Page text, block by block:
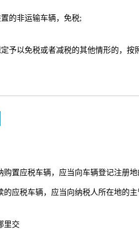
的非运输车辆，免税;
予以免税或者减税的其他情形的，按
购置应税车辆，应当向车辆登记注册
的应税车辆，应当向纳税人所在地的
里交